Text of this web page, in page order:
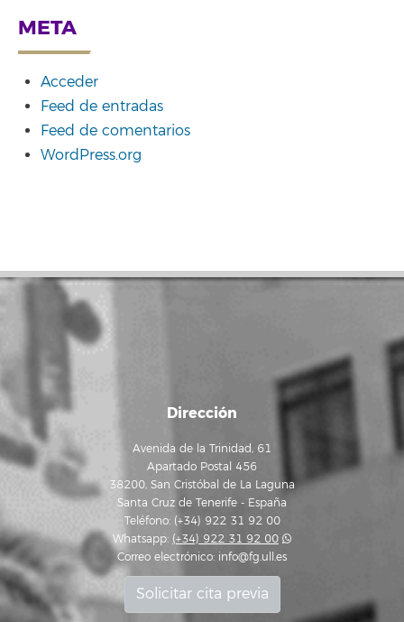
META
Acceder
Feed de entradas
Feed de comentarios
WordPress.org
Dirección
Avenida de la Trinidad, 61
Apartado Postal 456
38200, San Cristóbal de La Laguna
Santa Cruz de Tenerife - España
Teléfono: (+34) 922 31 92 00
Whatsapp: (+34) 922 31 92 00
Correo electrónico: info@fg.ull.es
Solicitar cita previa